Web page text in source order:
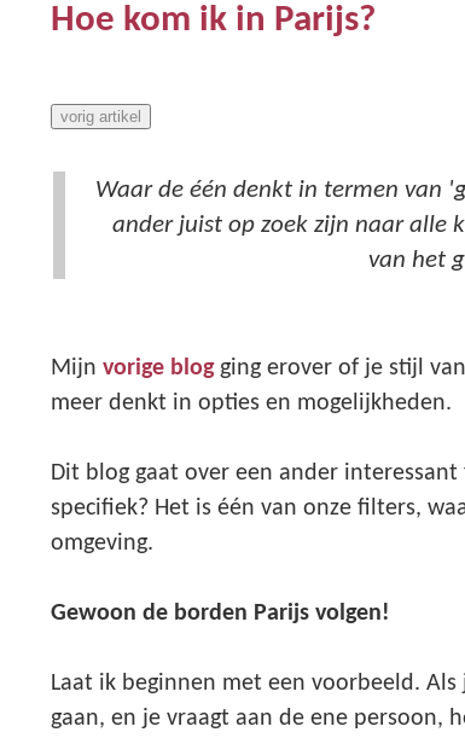
Hoe kom ik in Parijs?
vorig artikel
Waar de één denkt in termen van
ander juist op zoek zijn naar alle
van het
Mijnvorige blogging erover of je stijl
meer denkt in opties en mogelijkheden.
Dit blog gaat over een ander
specifiek? Het is één van onze filters,
omgeving.
Gewoon de borden Parijs volgen!
Laat ik beginnen met een voorbeeld.
gaan, en je vraagt aan de ene persoon,